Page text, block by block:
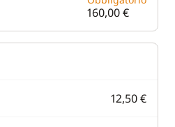
160,00 €
12,50 €